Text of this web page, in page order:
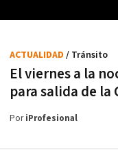
El viernes a la
para salida de la
ACTUALIDAD / Tránsito
PoriProfesional